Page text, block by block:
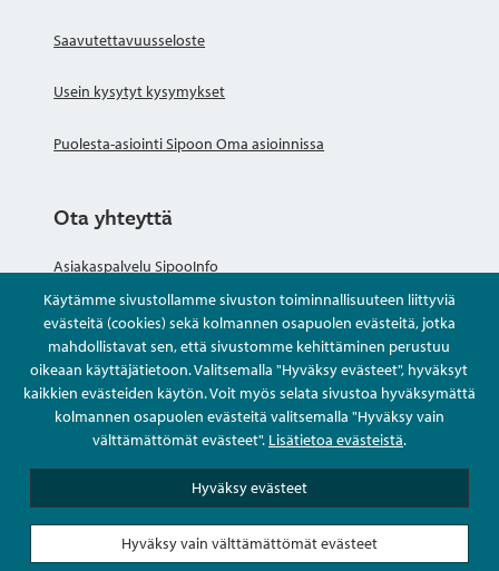
Käytämme sivustollamme sivuston toiminnallisuuteen liittyviä
evästeitä (cookies) sekä kolmannen osapuolen evästeitä, jotka
mahdollistavat sen, että sivustomme kehittäminen perustuu
oikeaan käyttäjätietoon. Valitsemalla "Hyväksy evästeet", hyväksyt
kaikkien evästeiden käytön. Voit myös selata sivustoa hyväksymättä
kolmannen osapuolen evästeitä valitsemalla "Hyväksy vain
välttämättömät evästeet". Lisätietoa evästeistä.
Hyväksy evästeet
Hyväksy vain välttämättömät evästeet
Saavutettavuusseloste
Usein kysytyt kysymykset
Puolesta-asiointi Sipoon Oma asioinnissa
Ota yhteyttä
Asiakaspalvelu SipooInfo
Anna palautetta nimettömästi
Kysy tai asioi
Yhteystiedot